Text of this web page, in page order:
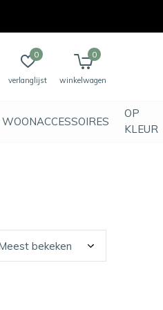
WOONACCESSOIRES
OP
KLEUR
verlanglijst
0
winkelwagen
0